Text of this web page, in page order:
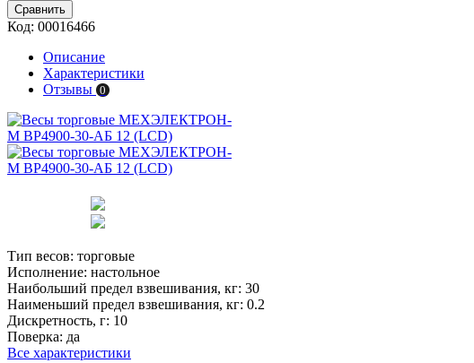
Сравнить
Код: 00016466
Описание
Характеристики
Отзывы 0
Тип весов: торговые
Исполнение: настольное
Наибольший предел взвешивания, кг: 30
Наименьший предел взвешивания, кг: 0.2
Дискретность, г: 10
Поверка: да
Все характеристики